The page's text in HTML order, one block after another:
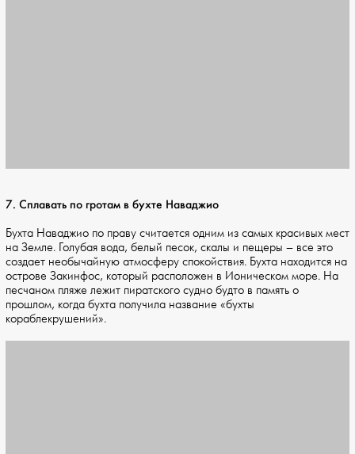
7. Сплавать по гротам в бухте Наваджио
Бухта Наваджио по праву считается одним из самых красивых мест
на Земле. Голубая вода, белый песок, скалы и пещеры – все это
создает необычайную атмосферу спокойствия. Бухта находится на
острове Закинфос, который расположен в Ионическом море. На
песчаном пляже лежит пиратского судно будто в память о
прошлом, когда бухта получила название «бухты
кораблекрушений».